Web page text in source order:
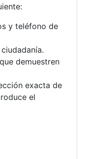
y teléfono de
demuestren
exacta de
el